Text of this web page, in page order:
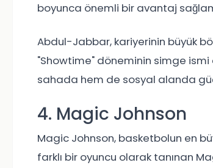
boyunca önemli bir avantaj
Abdul-Jabbar, kariyerinin büyük
"Showtime" döneminin simge ismi
sahada hem de sosyal alanda
4. Magic Johnson
Magic Johnson, basketbolun en
farklı bir oyuncu olarak tanınan